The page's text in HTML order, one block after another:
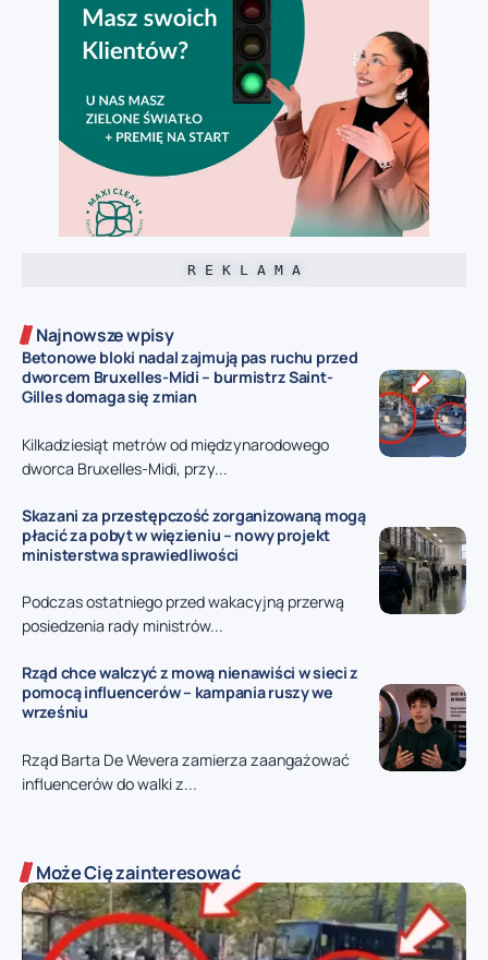
R E K L A M A
Najnowsze wpisy
Betonowe bloki nadal zajmują pas ruchu przed
dworcem Bruxelles-Midi – burmistrz Saint-
Gilles domaga się zmian
Kilkadziesiąt metrów od międzynarodowego
dworca Bruxelles-Midi, przy...
Skazani za przestępczość zorganizowaną mogą
płacić za pobyt w więzieniu – nowy projekt
ministerstwa sprawiedliwości
Podczas ostatniego przed wakacyjną przerwą
posiedzenia rady ministrów...
Rząd chce walczyć z mową nienawiści w sieci z
pomocą influencerów – kampania ruszy we
wrześniu
Rząd Barta De Wevera zamierza zaangażować
influencerów do walki z...
Może Cię zainteresować